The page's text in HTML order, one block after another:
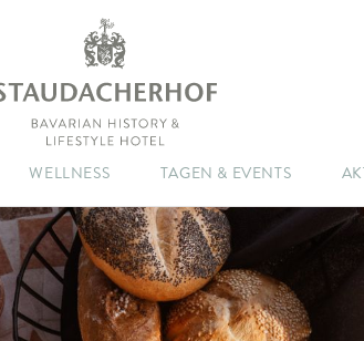
WELLNESS TAGEN & EVENTS